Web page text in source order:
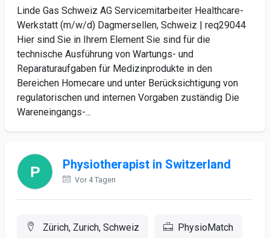
Linde Gas Schweiz AG Servicemitarbeiter Healthcare-
Werkstatt (m/w/d) Dagmersellen, Schweiz | req29044
Hier sind Sie in Ihrem Element Sie sind für die
technische Ausführung von Wartungs- und
Reparaturaufgaben für Medizinprodukte in den
Bereichen Homecare und unter Berücksichtigung von
regulatorischen und internen Vorgaben zuständig Die
Wareneingangs-...
Physiotherapist in Switzerland
Vor 4 Tagen
Zürich, Zurich, Schweiz PhysioMatch